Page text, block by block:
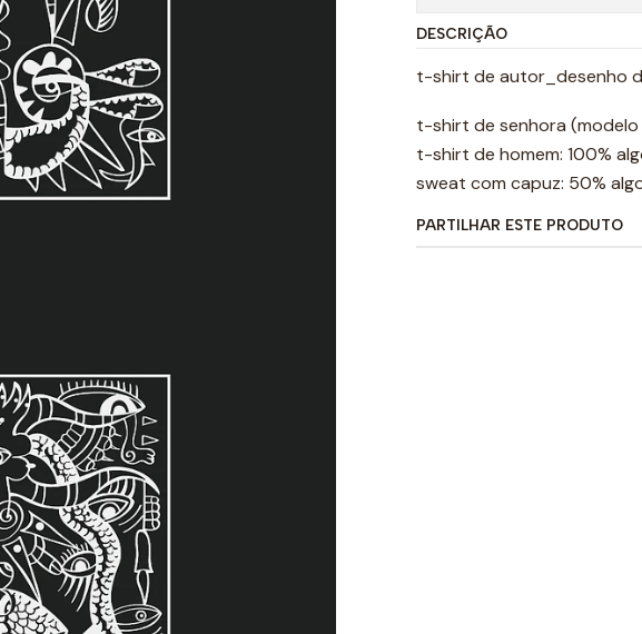
DESCRIÇÃO
t-shirt de autor_desenho
t-shirt de senhora (modelo
t-shirt de homem: 100%
sweat com capuz: 50%
PARTILHAR ESTE PRODUTO